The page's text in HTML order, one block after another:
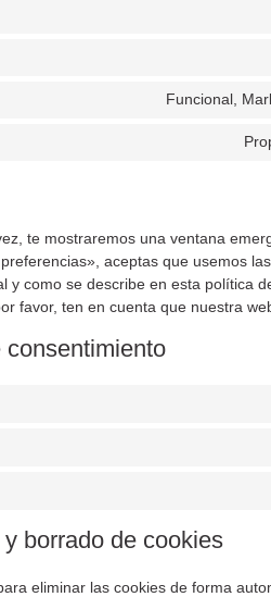
Funcional,
te mostraremos una ventana
aceptas que usemos
y como se describe en esta política
favor, ten en cuenta que nuestra
borrado de cookies
eliminar las cookies de forma